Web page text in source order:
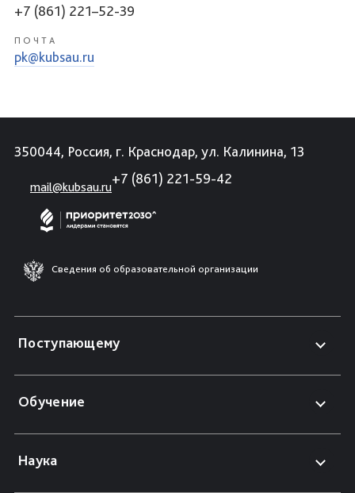
+7 (861) 221–52-39
ПОЧТА
pk@kubsau.ru
350044, Россия, г. Краснодар, ул. Калинина, 13
mail@kubsau.ru
+7 (861) 221-59-42
Сведения об образовательной организации
Поступающему
Обучение
Наука